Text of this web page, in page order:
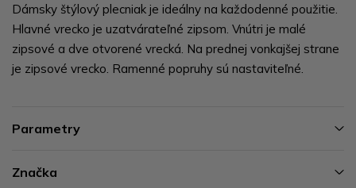
Dámsky štýlový plecniak je ideálny na každodenné použitie.
Hlavné vrecko je uzatvárateľné zipsom. Vnútri je malé
zipsové a dve otvorené vrecká. Na prednej vonkajšej strane
je zipsové vrecko. Ramenné popruhy sú nastaviteľné.
Parametry
Značka